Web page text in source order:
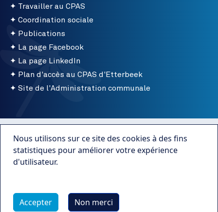
Travailler au CPAS
Coordination sociale
Publications
La page Facebook
La page LinkedIn
Plan d'accès au CPAS d'Etterbeek
Site de l'Administration communale
Menu bottom
Mentions légales
Webmaster Caravane Media
Nous utilisons sur ce site des cookies à des fins
statistiques pour améliorer votre expérience
d'utilisateur.
Accepter
Non merci